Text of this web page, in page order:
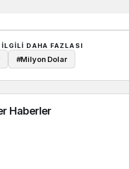
ILGILI DAHA FAZLASI
#Milyon Dolar
Haberler